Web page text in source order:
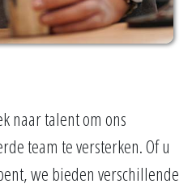
naar talent om ons
team te versterken. Of u
we bieden verschillende